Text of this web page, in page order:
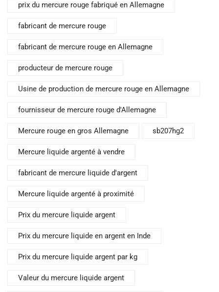
prix du mercure rouge fabriqué en Allemagne
fabricant de mercure rouge
fabricant de mercure rouge en Allemagne
producteur de mercure rouge
Usine de production de mercure rouge en Allemagne
fournisseur de mercure rouge d'Allemagne
Mercure rouge en gros Allemagne sb207hg2
Mercure liquide argenté à vendre
fabricant de mercure liquide d'argent
Mercure liquide argenté à proximité
Prix du mercure liquide argent
Prix du mercure liquide en argent en Inde
Prix du mercure liquide argent par kg
Valeur du mercure liquide argent